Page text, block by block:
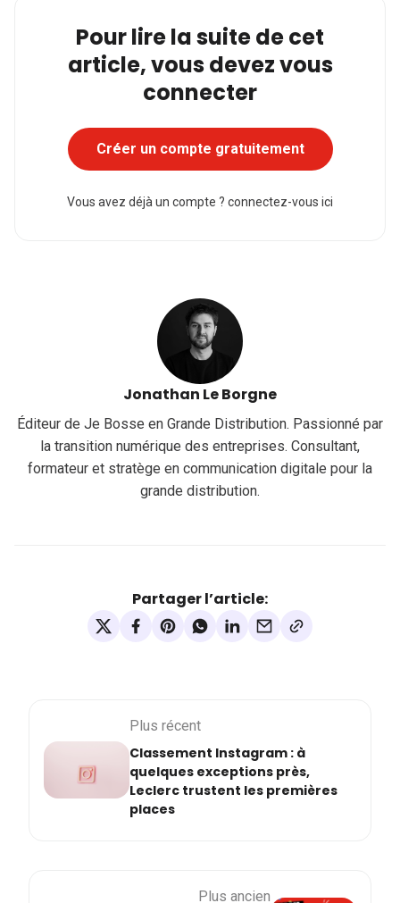
Pour lire la suite de cet
article, vous devez vous
connecter
Créer un compte gratuitement
Vous avez déjà un compte ? connectez-vous ici
Jonathan Le Borgne
Éditeur de Je Bosse en Grande Distribution. Passionné par
la transition numérique des entreprises. Consultant,
formateur et stratège en communication digitale pour la
grande distribution.
Partager l’article:
Plus récent
Classement Instagram : à
quelques exceptions près,
Leclerc trustent les premières
places
Plus ancien